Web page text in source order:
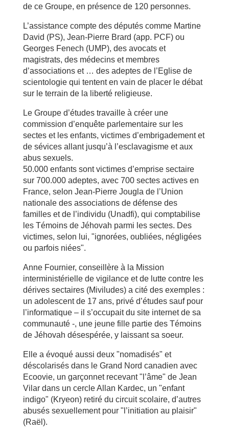
de ce Groupe, en présence de 120 personnes.
L’assistance compte des députés comme Martine
David (PS), Jean-Pierre Brard (app. PCF) ou
Georges Fenech (UMP), des avocats et
magistrats, des médecins et membres
d’associations et … des adeptes de l’Eglise de
scientologie qui tentent en vain de placer le débat
sur le terrain de la liberté religieuse.
Le Groupe d’études travaille à créer une
commission d’enquête parlementaire sur les
sectes et les enfants, victimes d’embrigadement et
de sévices allant jusqu’à l’esclavagisme et aux
abus sexuels.
50.000 enfants sont victimes d’emprise sectaire
sur 700.000 adeptes, avec 700 sectes actives en
France, selon Jean-Pierre Jougla de l’Union
nationale des associations de défense des
familles et de l’individu (Unadfi), qui comptabilise
les Témoins de Jéhovah parmi les sectes. Des
victimes, selon lui, "ignorées, oubliées, négligées
ou parfois niées".
Anne Fournier, conseillère à la Mission
interministérielle de vigilance et de lutte contre les
dérives sectaires (Miviludes) a cité des exemples :
un adolescent de 17 ans, privé d’études sauf pour
l’informatique – il s’occupait du site internet de sa
communauté -, une jeune fille partie des Témoins
de Jéhovah désespérée, y laissant sa soeur.
Elle a évoqué aussi deux "nomadisés" et
déscolarisés dans le Grand Nord canadien avec
Ecoovie, un garçonnet recevant "l’âme" de Jean
Vilar dans un cercle Allan Kardec, un "enfant
indigo" (Kryeon) retiré du circuit scolaire, d’autres
abusés sexuellement pour "l’initiation au plaisir"
(Raël).